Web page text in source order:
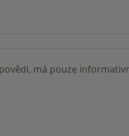
má pouze